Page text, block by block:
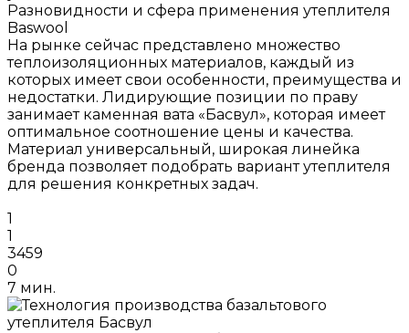
Разновидности и сфера применения утеплителя
Baswool
На рынке сейчас представлено множество
теплоизоляционных материалов, каждый из
которых имеет свои особенности, преимущества и
недостатки. Лидирующие позиции по праву
занимает каменная вата «Басвул», которая имеет
оптимальное соотношение цены и качества.
Материал универсальный, широкая линейка
бренда позволяет подобрать вариант утеплителя
для решения конкретных задач.
1
1
3459
0
7 мин.